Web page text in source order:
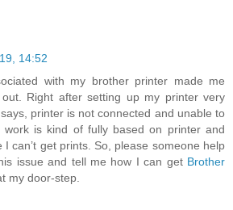
14:52
with my brother printer made me
Right after setting up my printer very
printer is not connected and unable to
work is kind of fully based on printer and
I can’t get prints. So, please someone help
issue and tell me how I can get Brother
my door-step.